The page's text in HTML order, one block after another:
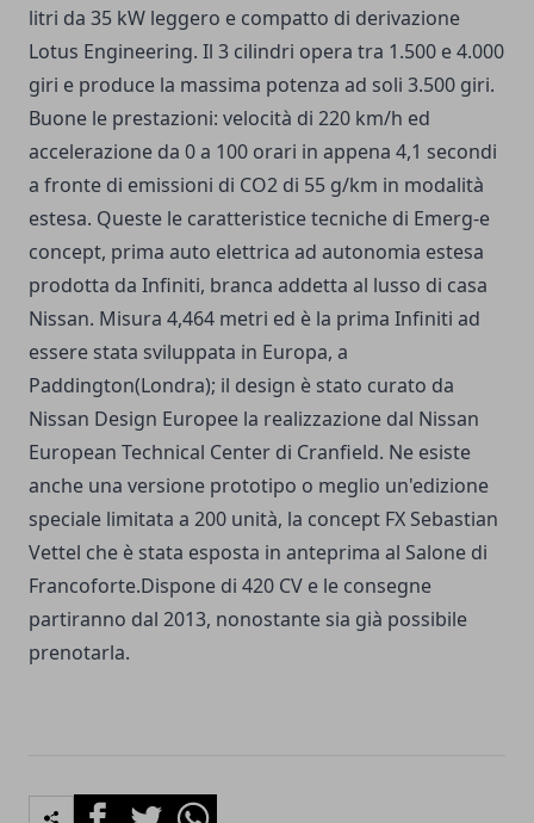
litri da 35 kW leggero e compatto di derivazione
Lotus Engineering. Il 3 cilindri opera tra 1.500 e 4.000
giri e produce la massima potenza ad soli 3.500 giri.
Buone le prestazioni: velocità di 220 km/h ed
accelerazione da 0 a 100 orari in appena 4,1 secondi
a fronte di emissioni di CO2 di 55 g/km in modalità
estesa. Queste le caratteristice tecniche di Emerg-e
concept, prima auto elettrica ad autonomia estesa
prodotta da Infiniti, branca addetta al lusso di casa
Nissan. Misura 4,464 metri ed è la prima Infiniti ad
essere stata sviluppata in Europa, a
Paddington(Londra); il design è stato curato da
Nissan Design Europee la realizzazione dal Nissan
European Technical Center di Cranfield. Ne esiste
anche una versione prototipo o meglio un'edizione
speciale limitata a 200 unità, la concept FX Sebastian
Vettel che è stata esposta in anteprima al Salone di
Francoforte.Dispone di 420 CV e le consegne
partiranno dal 2013, nonostante sia già possibile
prenotarla.
FacebookTwitterWhatsapp